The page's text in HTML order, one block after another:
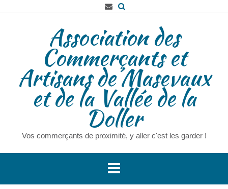
to
Association des
Commerçants et
Artisans de Masevaux
et de la Vallée de la
Doller
Vos commerçants de proximité, y aller c'est les garder !